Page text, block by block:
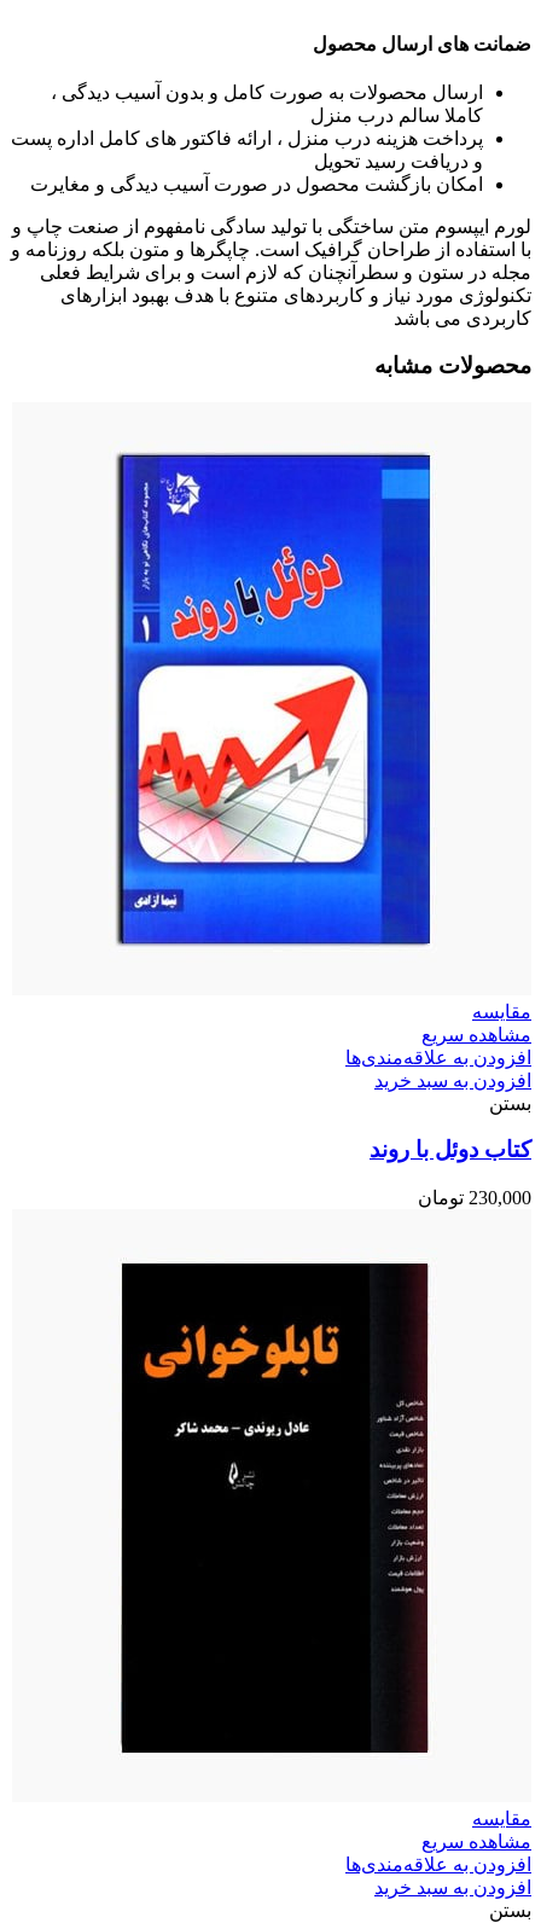
ضمانت های ارسال محصول
ارسال محصولات به صورت کامل و بدون آسیب دیدگی ،
کاملا سالم درب منزل
پرداخت هزینه درب منزل ، ارائه فاکتور های کامل اداره پست
و دریافت رسید تحویل
امکان بازگشت محصول در صورت آسیب دیدگی و مغایرت
لورم ایپسوم متن ساختگی با تولید سادگی نامفهوم از صنعت چاپ و
با استفاده از طراحان گرافیک است. چاپگرها و متون بلکه روزنامه و
مجله در ستون و سطرآنچنان که لازم است و برای شرایط فعلی
تکنولوژی مورد نیاز و کاربردهای متنوع با هدف بهبود ابزارهای
کاربردی می باشد
محصولات مشابه
مقایسه
مشاهده سریع
افزودن به علاقه‌مندی‌ها
افزودن به سبد خرید
بستن
کتاب دوئل با روند
230,000 تومان
مقایسه
مشاهده سریع
افزودن به علاقه‌مندی‌ها
افزودن به سبد خرید
بستن